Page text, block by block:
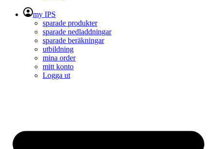
my IPS
sparade produkter
sparade nedladdningar
sparade beräkningar
utbildning
mina order
mitt konto
Logga ut